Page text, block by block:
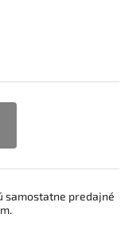
samostatne predajné